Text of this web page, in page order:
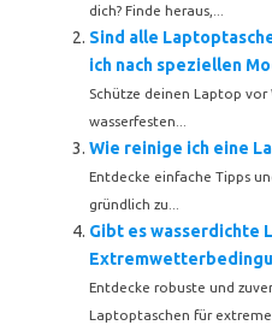
dich? Finde heraus,...
Sind alle
ich nach speziellen
Schütze deinen Laptop vor
wasserfesten...
Wie reinige ich eine
Entdecke einfache Tipps
gründlich zu...
Gibt es wasserdichte
Entdecke robuste und
Laptoptaschen für